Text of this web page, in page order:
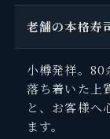
老舗の本格寿
小樽発祥。80
落ち着いた上
と、お客様へ
ます。